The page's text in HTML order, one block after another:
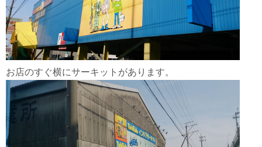
お店のすぐ横にサーキットがあります。